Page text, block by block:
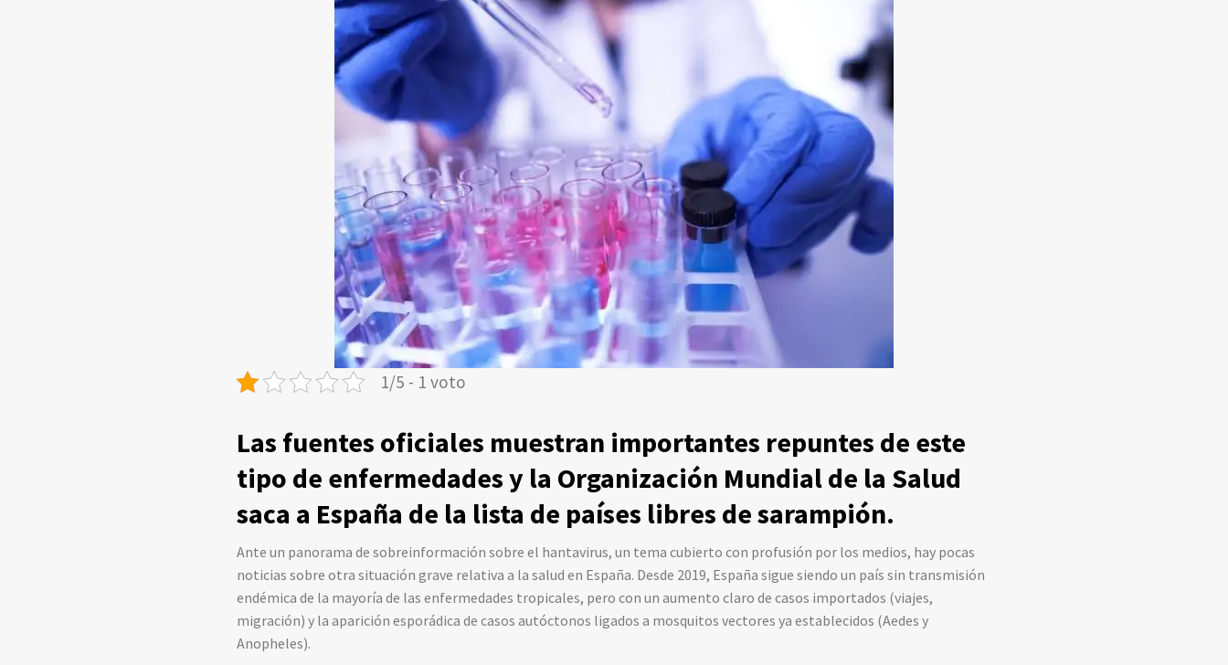
1/5 - 1 voto
Las fuentes oficiales muestran importantes repuntes de este
tipo de enfermedades y la Organización Mundial de la Salud
saca a España de la lista de países libres de sarampión.
Ante un panorama de sobreinformación sobre el hantavirus, un tema cubierto con profusión por los medios, hay pocas
noticias sobre otra situación grave relativa a la salud en España. Desde 2019, España sigue siendo un país sin transmisión
endémica de la mayoría de las enfermedades tropicales, pero con un aumento claro de casos importados (viajes,
migración) y la aparición esporádica de casos autóctonos ligados a mosquitos vectores ya establecidos (Aedes y
Anopheles).